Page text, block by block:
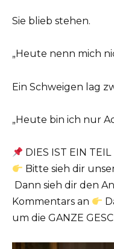
Sie blieb stehen.
„Heute nenn mich
Ein Schweigen lag
„Heute bin ich nur
DIES IST EIN
Bitte sieh dir
Dann sieh dir den
Kommentars an
um die GANZE